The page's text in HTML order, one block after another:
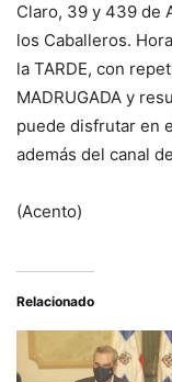
Claro, 39 y 439 de
los Caballeros.
la TARDE, con
MADRUGADA y
puede disfrutar en
además del canal
(Acento)
Relacionado